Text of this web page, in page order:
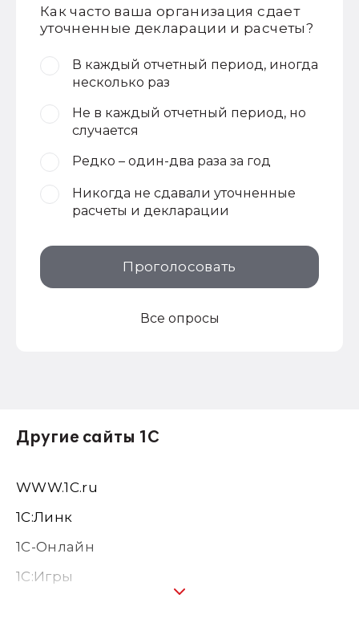
Как часто ваша организация сдает
уточненные декларации и расчеты?
В каждый отчетный период, иногда
несколько раз
Не в каждый отчетный период, но
случается
Редко – один-два раза за год
Никогда не сдавали уточненные
расчеты и декларации
Проголосовать
Все опросы
Другие сайты 1С
WWW.1С.ru
1С:Линк
1С-Онлайн
1C:Игры